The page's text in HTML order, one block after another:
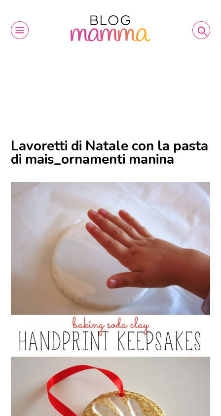
Lavoretti di Natale con la pasta
di mais_ornamenti manina